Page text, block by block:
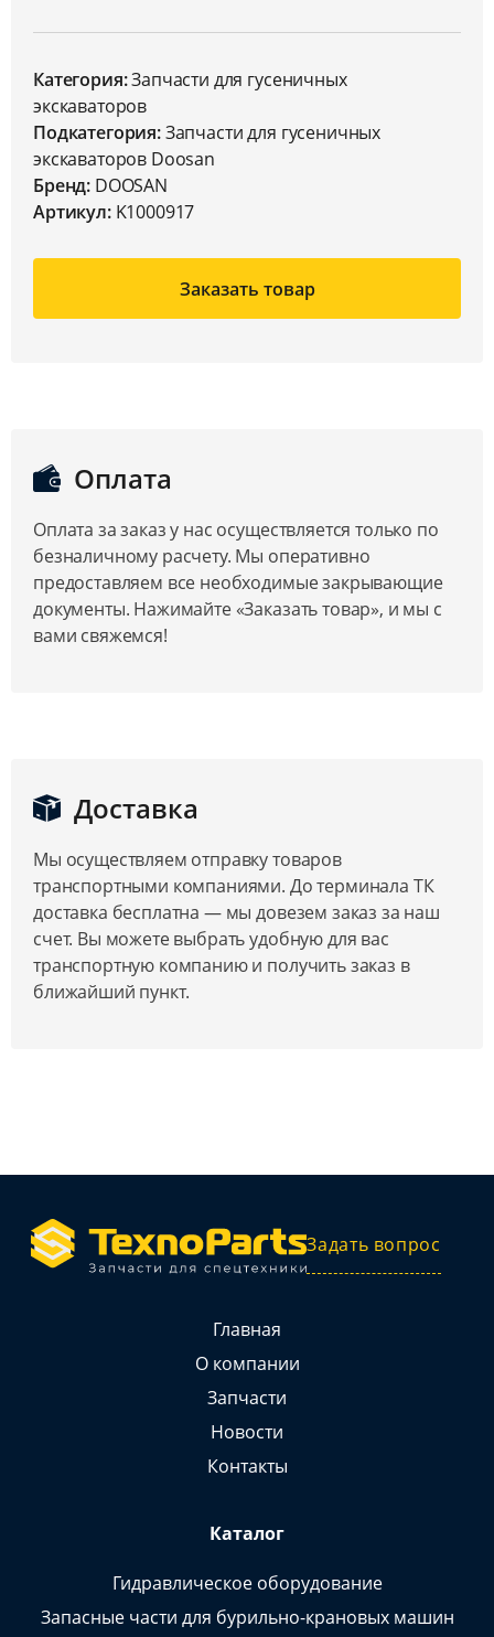
Категория:Запчасти для гусеничных
экскаваторов
Подкатегория:Запчасти для гусеничных
экскаваторов Doosan
Бренд: DOOSAN
Артикул:K1000917
Заказать товар
Оплата
Оплата за заказ у нас осуществляется только по
безналичному расчету. Мы оперативно
предоставляем все необходимые закрывающие
документы. Нажимайте «Заказать товар», и мы с
вами свяжемся!
Доставка
Мы осуществляем отправку товаров
транспортными компаниями. До терминала ТК
доставка бесплатна — мы довезем заказ за наш
счет. Вы можете выбрать удобную для вас
транспортную компанию и получить заказ в
ближайший пункт.
Задать вопрос
Главная
О компании
Запчасти
Новости
Контакты
Каталог
Гидравлическое оборудование
Запасные части для бурильно-крановых машин